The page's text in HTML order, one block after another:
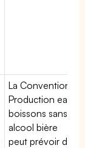
La Convention
Production eaux
boissons sans
alcool bière
peut prévoir de